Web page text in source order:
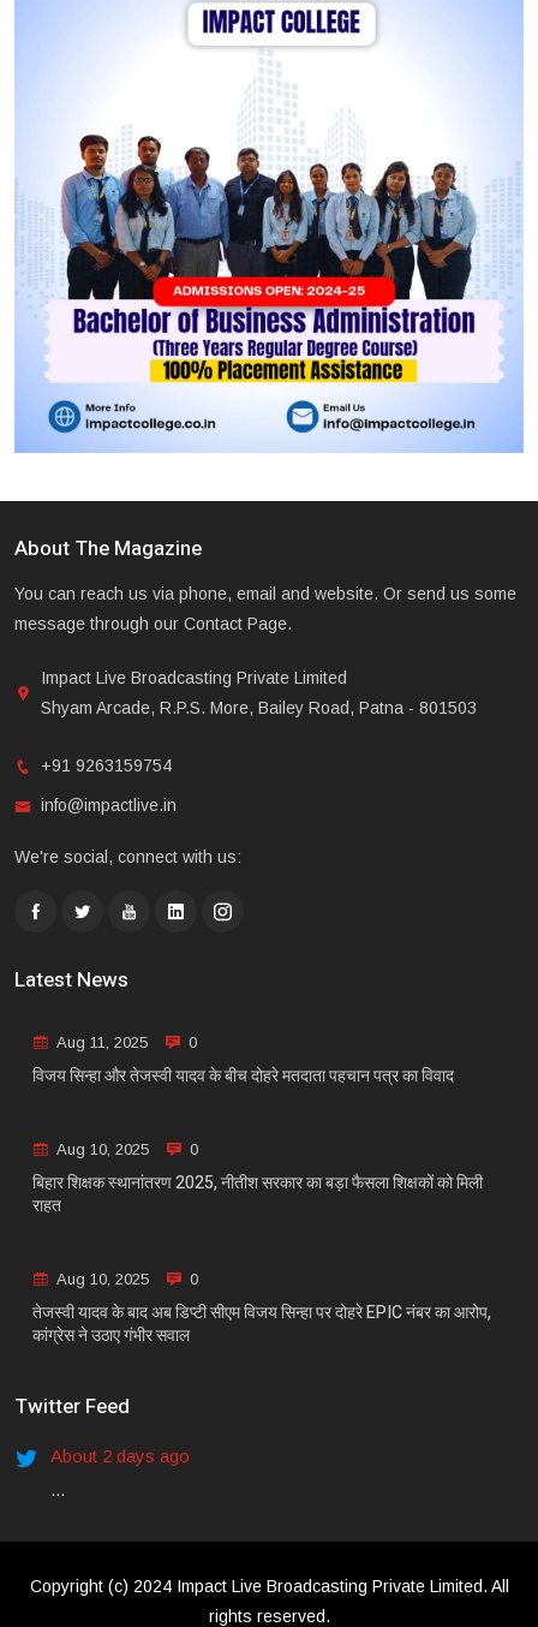
About The Magazine
You can reach us via phone, email and website. Or send us some
message through our Contact Page.
Impact Live Broadcasting Private Limited
Shyam Arcade, R.P.S. More, Bailey Road, Patna - 801503
+91 9263159754
info@impactlive.in
We're social, connect with us:
Latest News
Aug 11, 2025 0
विजय सिन्हा और तेजस्वी यादव के बीच दोहरे मतदाता पहचान पत्र का विवाद
Aug 10, 2025 0
बिहार शिक्षक स्थानांतरण 2025, नीतीश सरकार का बड़ा फैसला शिक्षकों को मिली
राहत
Aug 10, 2025 0
तेजस्वी यादव के बाद अब डिप्टी सीएम विजय सिन्हा पर दोहरे EPIC नंबर का आरोप,
कांग्रेस ने उठाए गंभीर सवाल
Twitter Feed
About 2 days ago
...
Copyright (c) 2024 Impact Live Broadcasting Private Limited. All
rights reserved.